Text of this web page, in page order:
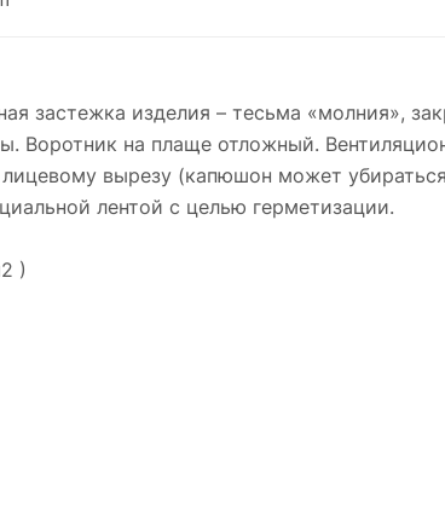
застежка изделия – тесьма «молния»,
Воротник на плаще отложный.
вырезу (капюшон может
лентой с целью герметизации.
)